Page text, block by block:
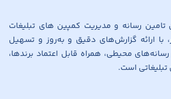
تامین رسانه و مدیریت کمپین های تبلیغات
ارائه گزارش‌های دقیق و به‌روز و تسهیل
محیطی، همراه قابل اعتماد برندها،
تبلیغاتی است.